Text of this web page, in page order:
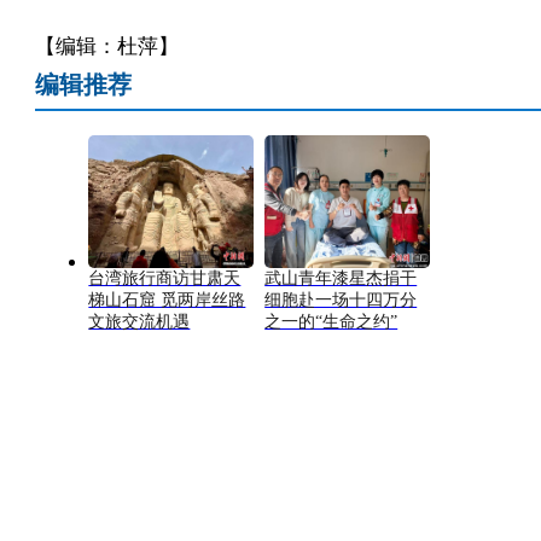
【编辑：杜萍】
编辑推荐
台湾旅行商访甘肃天
梯山石窟 觅两岸丝路
文旅交流机遇
武山青年漆星杰捐干
细胞赴一场十四万分
之一的“生命之约”